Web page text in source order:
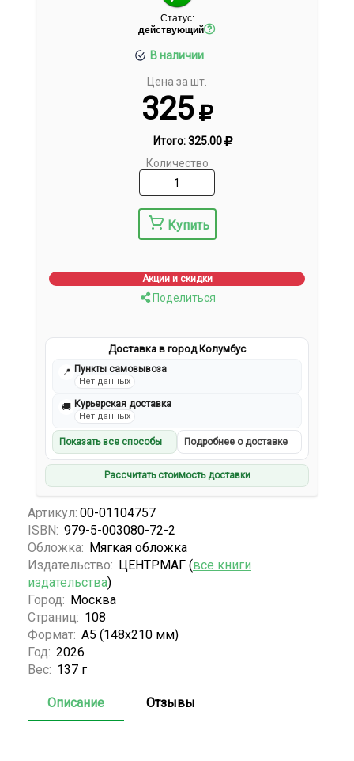
Статус:
действующий
В наличии
Цена за шт.
325
Итого:325.00
Количество
Купить
Акции и скидки
Поделиться
Доставка в город Колумбус
📍 Пункты самовывоза
Нет данных
🚚 Курьерская доставка
Нет данных
Показать все способы Подробнее о доставке
Рассчитать стоимость доставки
Артикул: 00-01104757
ISBN: 979-5-003080-72-2
Обложка: Мягкая обложка
Издательство: ЦЕНТРМАГ (все книги
издательства)
Город: Москва
Страниц: 108
Формат: А5 (148x210 мм)
Год: 2026
Вес: 137 г
Описание Отзывы